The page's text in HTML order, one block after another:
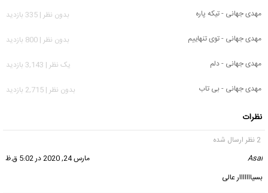
مهدی جهانی - تیکه پاره
بدون نظر | 335 بازدید
مهدی جهانی - توی تنهاییم
بدون نظر | 800 بازدید
مهدی جهانی - دلم
يک نظر | 3,143 بازدید
مهدی جهانی - بی تاب
بدون نظر | 2,715 بازدید
نظرات
2 نظر ارسال شده
Asal
مارس 24, 2020 در 5:02 ق.ظ
بسیااااااار عالی